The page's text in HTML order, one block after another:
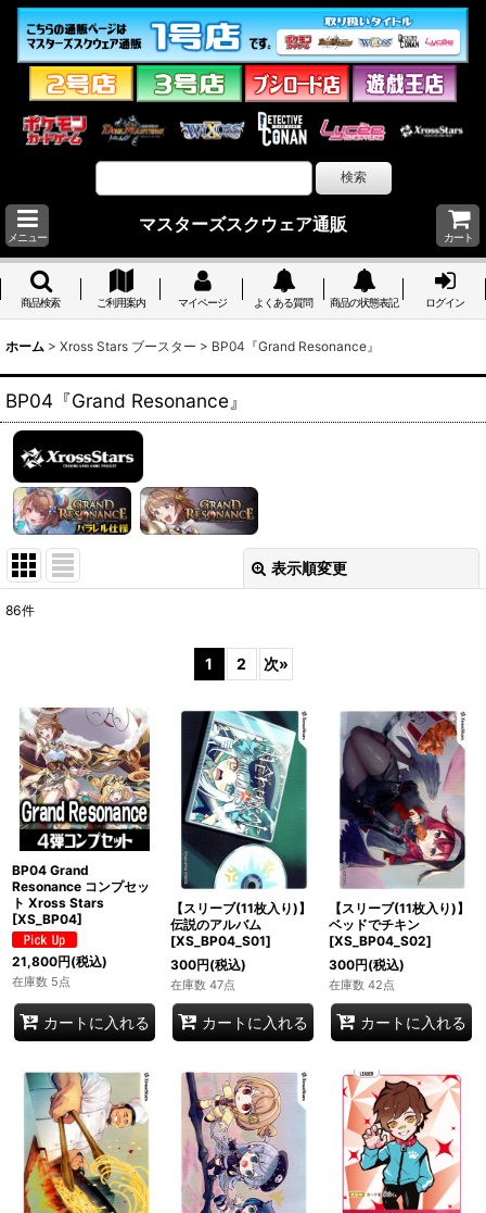
メニュー
マスターズスクウェア通販
カート
商品検索 ご利用案内 マイページ よくある質問 商品の状態表記 ログイン
ホーム > Xross Stars ブースター > BP04『Grand Resonance』
BP04『Grand Resonance』
表示順変更
並び順:
絞り込む
86件
1 2 次»
BP04 Grand
Resonance コンプセッ
ト Xross Stars
[XS_BP04]
21,800円(税込)
在庫数 5点
カートに入れる
【スリーブ(11枚入り)】
伝説のアルバム
[XS_BP04_S01]
300円(税込)
在庫数 47点
カートに入れる
【スリーブ(11枚入り)】
ベッドでチキン
[XS_BP04_S02]
300円(税込)
在庫数 42点
カートに入れる